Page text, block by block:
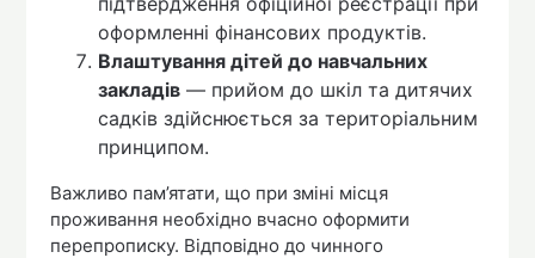
оформленні фінансових продуктів.
Влаштування дітей до навчальних
закладів — прийом до шкіл та дитячих
садків здійснюється за територіальним
принципом.
Важливо пам’ятати, що при зміні місця
проживання необхідно вчасно оформити
перепрописку. Відповідно до чинного